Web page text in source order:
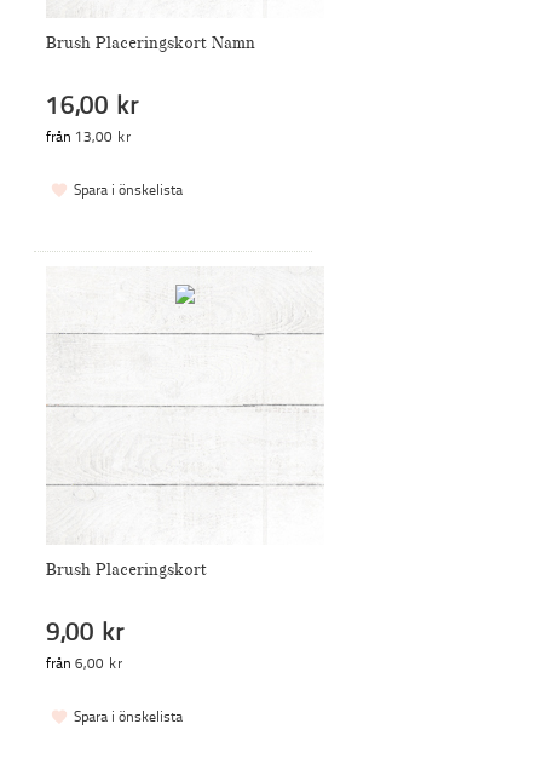
Brush Placeringskort Namn
16,00 kr
från 13,00 kr
Spara i önskelista
Brush Placeringskort
9,00 kr
från 6,00 kr
Spara i önskelista